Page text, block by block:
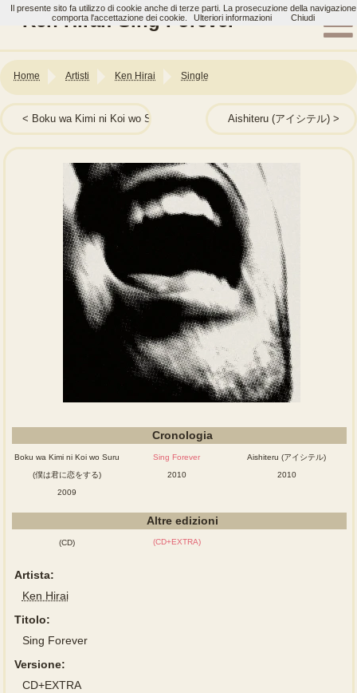
Ken Hirai: Sing Forever
Home Artisti Ken Hirai Single
Boku wa Kimi ni Koi wo Suru (僕は君に恋をする)Aishiteru (アイシテル)
Cronologia
Boku wa Kimi ni Koi wo Suru
(僕は君に恋をする)
2009
Sing Forever
2010
Aishiteru (アイシテル)
2010
Altre edizioni
(CD) (CD+EXTRA)
Artista:
Ken Hirai
Titolo:
Sing Forever
Versione:
CD+EXTRA
Il presente sito fa utilizzo di cookie anche di terze parti. La prosecuzione della navigazione
comporta l'accettazione dei cookie.
Ulteriori informazioni Chiudi